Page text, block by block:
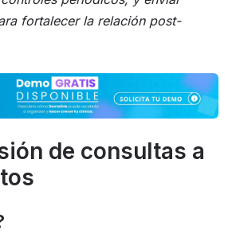
fortalecer la relación post-
de consultas a